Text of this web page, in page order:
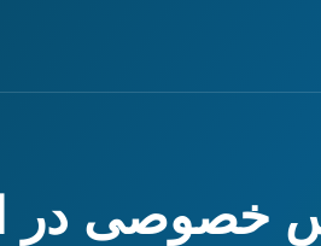
خصوصی در